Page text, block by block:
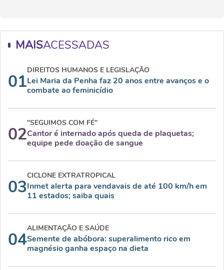
MAISACESSADAS
01
DIREITOS HUMANOS E LEGISLAÇÃO
Lei Maria da Penha faz 20 anos entre avanços e o
combate ao feminicídio
02
"SEGUIMOS COM FÉ"
Cantor é internado após queda de plaquetas;
equipe pede doação de sangue
03
CICLONE EXTRATROPICAL
Inmet alerta para vendavais de até 100 km/h em
11 estados; saiba quais
04
ALIMENTAÇÃO E SAÚDE
Semente de abóbora: superalimento rico em
magnésio ganha espaço na dieta